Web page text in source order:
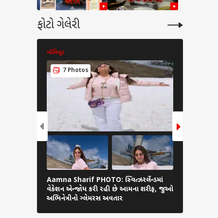
ફોટો ગેલેરી
બોલિવૂડ
7 Photos
Aamna Sharif PHOTO: સ્વિત્ઝરર્લેન્ડમાં
વેકેશન એન્જોય કરી રહી છે આમના શરીફ, જુઓ
અભિનેત્રીનો ગ્લેમરસ અવતાર